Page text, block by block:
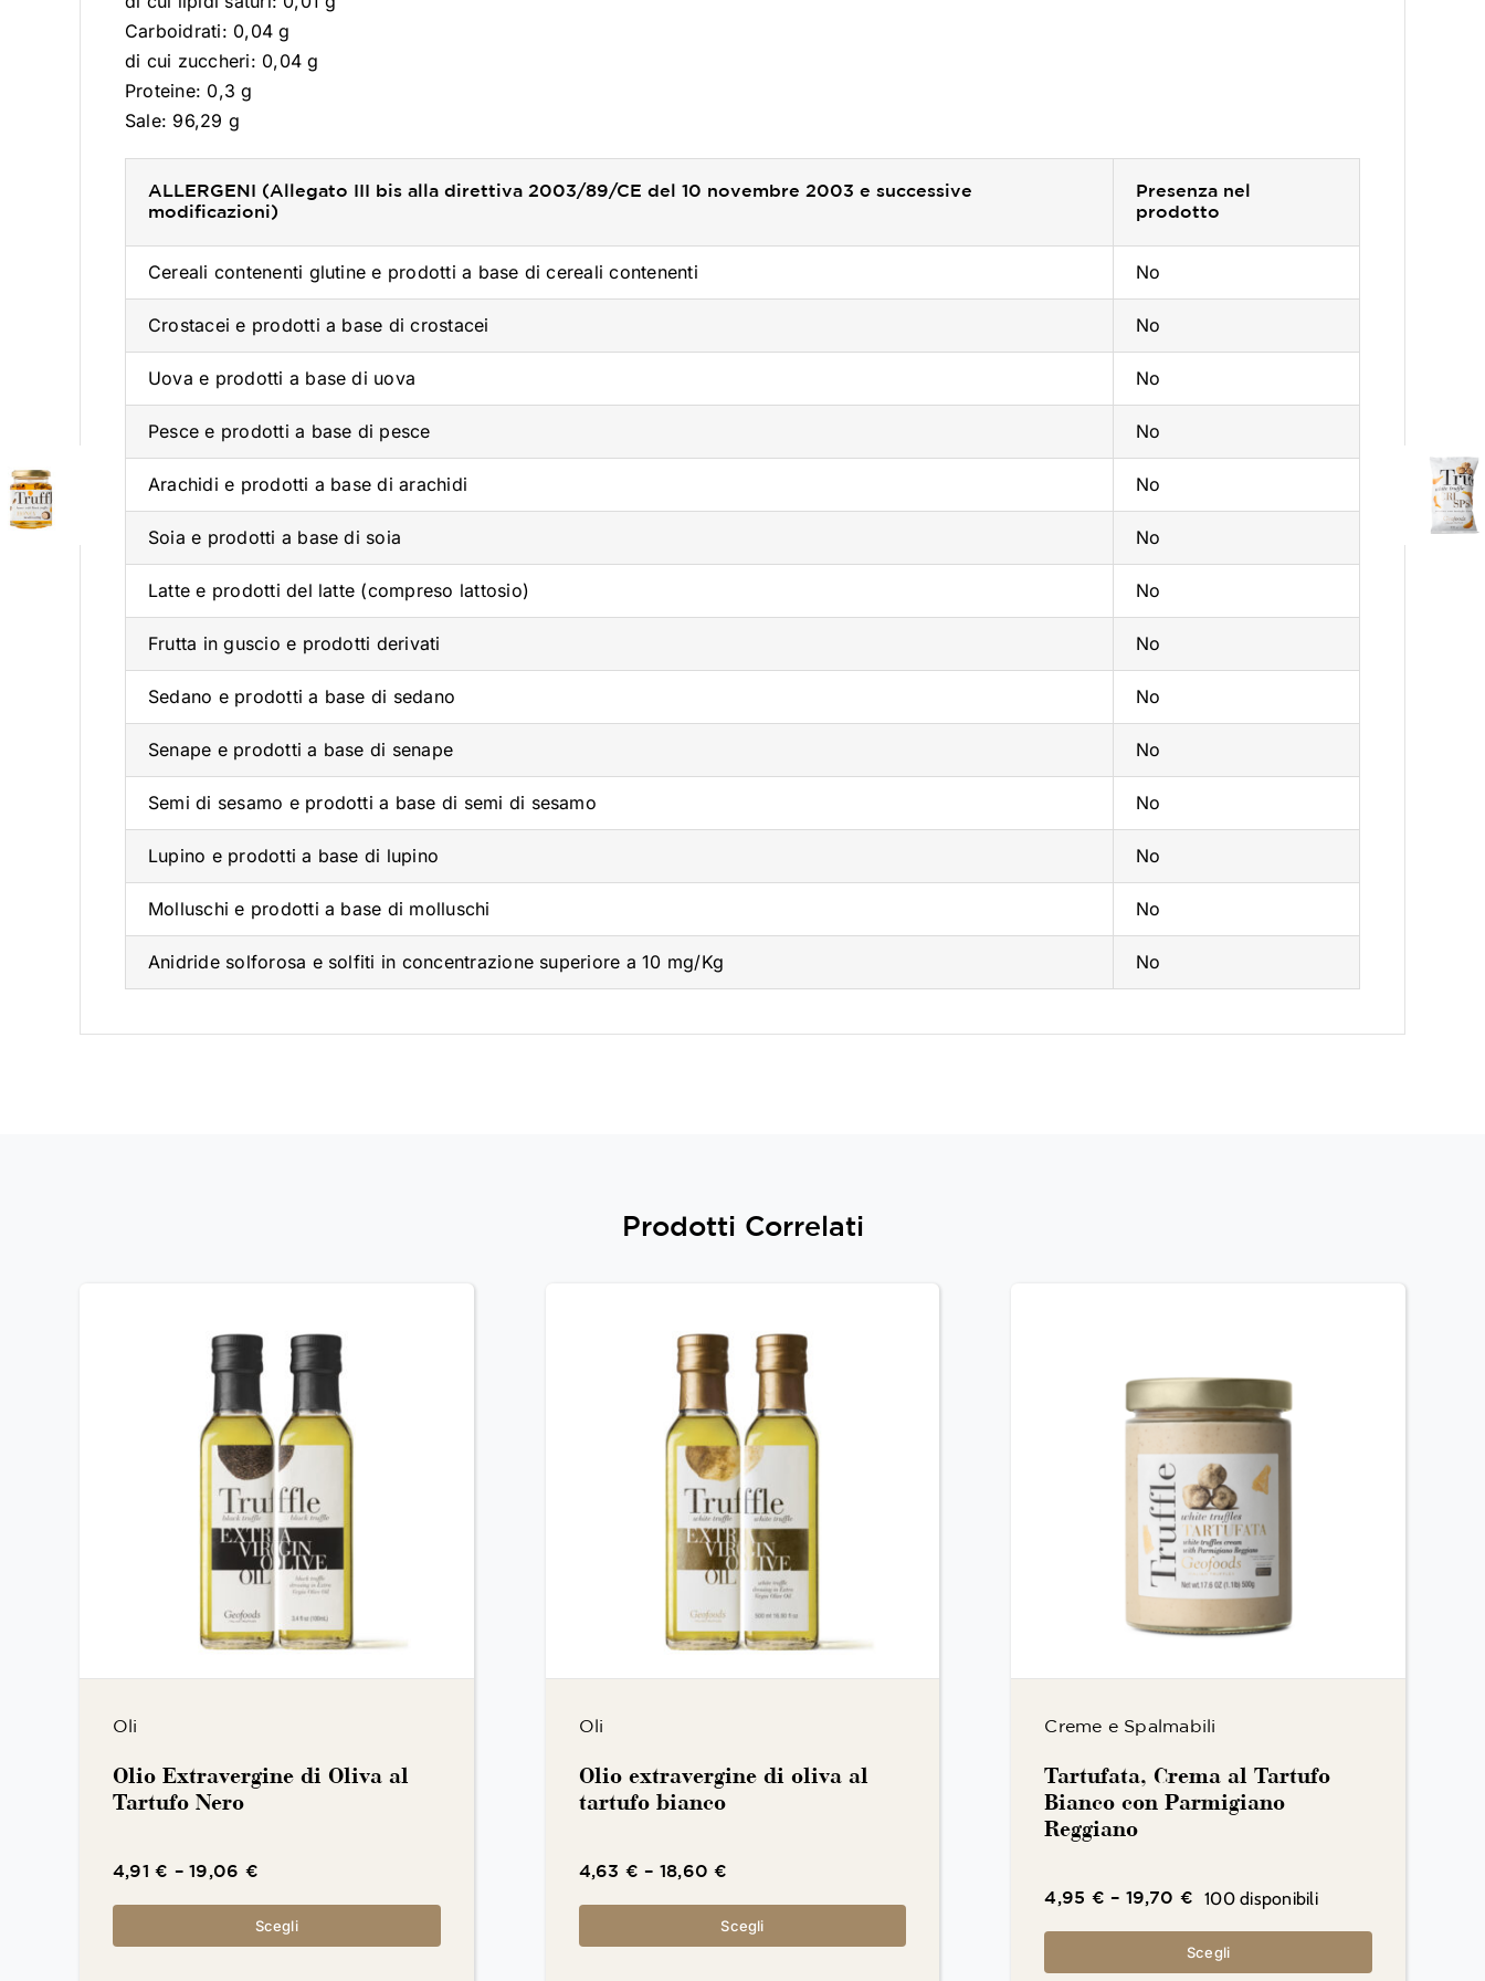
Carboidrati: 0,04 g
di cui zuccheri: 0,04 g
Proteine: 0,3 g
Sale: 96,29 g
ALLERGENI (Allegato III bis alla direttiva 2003/89/CE del 10 novembre 2003 e successive
modificazioni)
Presenza nel
prodotto
Cereali contenenti glutine e prodotti a base di cereali contenenti No
Crostacei e prodotti a base di crostacei No
Uova e prodotti a base di uova No
Pesce e prodotti a base di pesce No
Arachidi e prodotti a base di arachidi No
Soia e prodotti a base di soia No
Latte e prodotti del latte (compreso lattosio) No
Frutta in guscio e prodotti derivati No
Sedano e prodotti a base di sedano No
Senape e prodotti a base di senape No
Semi di sesamo e prodotti a base di semi di sesamo No
Lupino e prodotti a base di lupino No
Molluschi e prodotti a base di molluschi No
Anidride solforosa e solfiti in concentrazione superiore a 10 mg/Kg No
Prodotti Correlati
Oli
Olio Extravergine di Oliva al
Tartufo Nero
4,91€ –19,06 €
Scegli
Oli
Olio extravergine di oliva al
tartufo bianco
4,63 € – 18,60€
Scegli
Creme e Spalmabili
Tartufata, Crema al Tartufo
Bianco con Parmigiano
Reggiano
4,95 € – 19,70 € 100 disponibili
Scegli